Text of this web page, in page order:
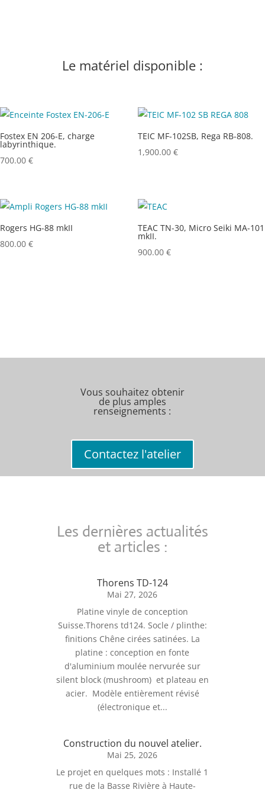
Le matériel disponible :
Fostex EN 206-E, charge
labyrinthique.
700.00 €
TEIC MF-102SB, Rega RB-808.
1,900.00 €
Rogers HG-88 mkII
800.00 €
TEAC TN-30, Micro Seiki MA-101
mkII.
900.00 €
Vous souhaitez obtenir
de plus amples
renseignements :
Contactez l'atelier
Les dernières actualités
et articles :
Thorens TD-124
Mai 27, 2026
Platine vinyle de conception
Suisse.Thorens td124. Socle / plinthe:
finitions Chêne cirées satinées. La
platine : conception en fonte
d'aluminium moulée nervurée sur
silent block (mushroom) et plateau en
acier. Modèle entièrement révisé
(électronique et...
Construction du nouvel atelier.
Mai 25, 2026
Le projet en quelques mots : Installé 1
rue de la Basse Rivière à Haute-